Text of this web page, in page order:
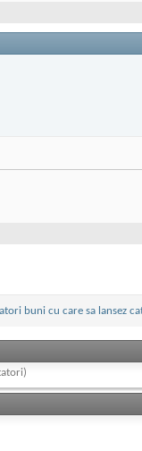
buni cu care sa lansez